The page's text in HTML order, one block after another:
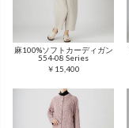
麻100%ソフトカーディガン
554-08 Series
￥15,400